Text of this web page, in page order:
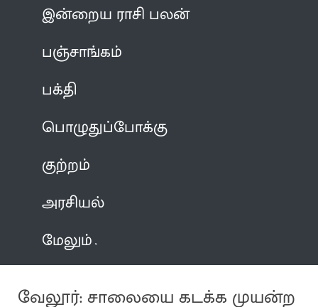
இன்றைய ராசி பலன்
பஞ்சாங்கம்
பக்தி
பொழுதுப்போக்கு
குற்றம்
அரசியல்
மேலும்
வேலூர்: சாலையை கடக்க முயன்ற